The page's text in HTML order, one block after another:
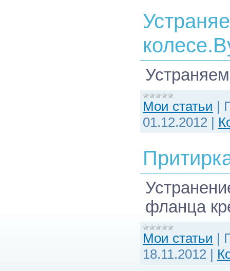
Мои статьи |
01.12.2012 |
фланца
Мои статьи |
18.11.2012 |